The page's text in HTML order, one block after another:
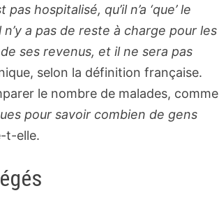
hospitalisé, qu’il n’a ‘que’ le
a pas de reste à charge pour les
ses revenus, et il ne sera pas
selon la définition française.
le nombre de malades, comme
pour savoir combien de gens
t-elle.